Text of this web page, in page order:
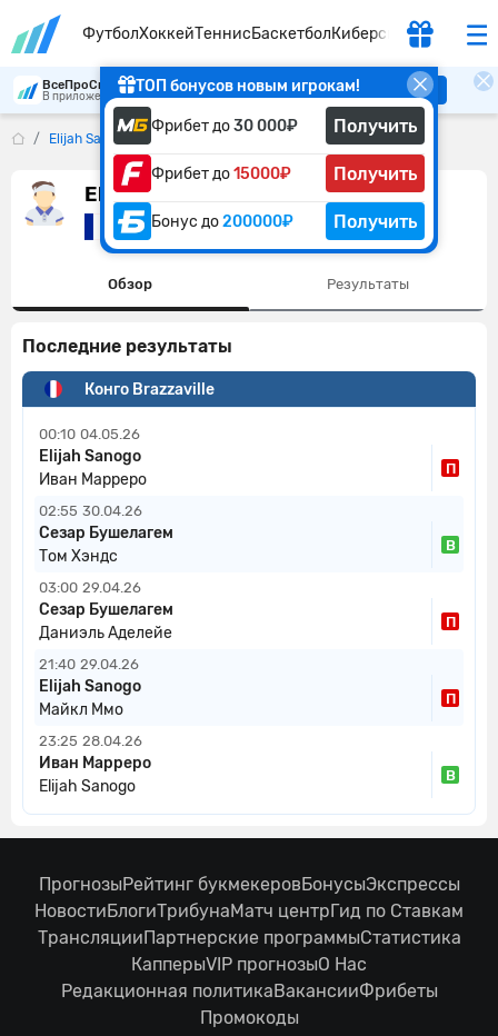
ФутболХоккейТеннисБаскетболКиберспорт
ТОП бонусов новым игрокам!
Фрибет до30 000₽ Получить
Фрибет до15000₽ Получить
Бонус до200000₽ Получить
ВсеПроСпорт
В приложении удобнее Скачать
Elijah Sanogo
Elijah Sanogo
Франция
Обзор Результаты
Последние результаты
Конго Brazzaville
00:10 04.05.26
Elijah Sanogo
Иван Марреро
П
02:55 30.04.26
Сезар Бушелагем
Том Хэндс
В
03:00 29.04.26
Сезар Бушелагем
Даниэль Аделейе
П
21:40 29.04.26
Elijah Sanogo
Майкл Ммо
П
23:25 28.04.26
Иван Марреро
Elijah Sanogo
В
ПрогнозыРейтинг букмекеровБонусыЭкспрессы
НовостиБлогиТрибунаМатч центрГид по Ставкам
ТрансляцииПартнерские программыСтатистика
КапперыVIP прогнозыО Нас
Редакционная политикаВакансииФрибеты
Промокоды